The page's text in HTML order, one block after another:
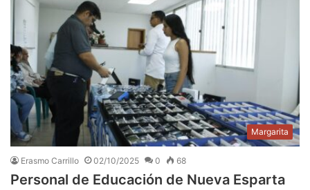
Margarita
Erasmo Carrillo 02/10/2025 0 68
Personal de Educación de Nueva Esparta